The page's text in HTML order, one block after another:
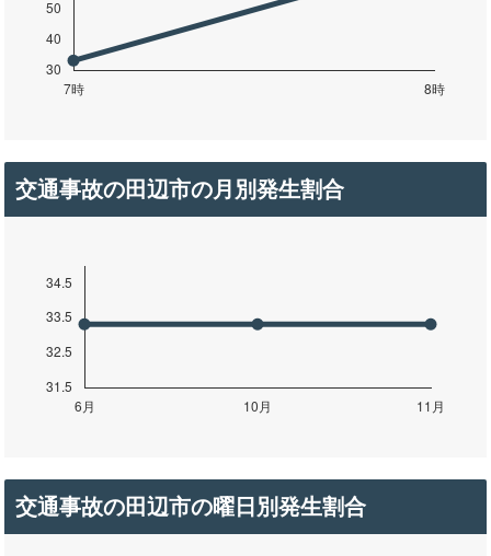
交通事故の田辺市の月別発生割合
交通事故の田辺市の曜日別発生割合